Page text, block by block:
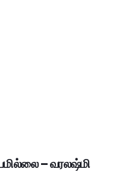
– வரலஷ்மி